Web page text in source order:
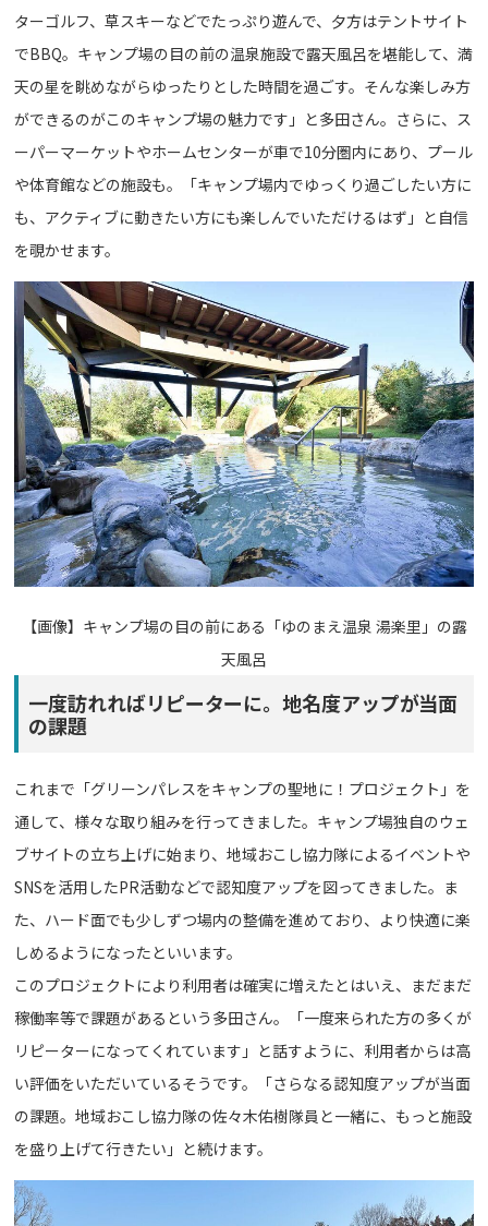
ターゴルフ、草スキーなどでたっぷり遊んで、夕方はテントサイト
でBBQ。キャンプ場の目の前の温泉施設で露天風呂を堪能して、満
天の星を眺めながらゆったりとした時間を過ごす。そんな楽しみ方
ができるのがこのキャンプ場の魅力です」と多田さん。さらに、ス
ーパーマーケットやホームセンターが車で10分圏内にあり、プール
や体育館などの施設も。「キャンプ場内でゆっくり過ごしたい方に
も、アクティブに動きたい方にも楽しんでいただけるはず」と自信
を覗かせます。
【画像】 キャンプ場の目の前にある「ゆのまえ温泉 湯楽里」の露
天風呂
一度訪れればリピーターに。地名度アップが当面
の課題
これまで「グリーンパレスをキャンプの聖地に！プロジェクト」を
通して、様々な取り組みを行ってきました。キャンプ場独自のウェ
ブサイトの立ち上げに始まり、地域おこし協力隊によるイベントや
SNSを活用したPR活動などで認知度アップを図ってきました。ま
た、ハード面でも少しずつ場内の整備を進めており、より快適に楽
しめるようになったといいます。
このプロジェクトにより利用者は確実に増えたとはいえ、まだまだ
稼働率等で課題があるという多田さん。「一度来られた方の多くが
リピーターになってくれています」と話すように、利用者からは高
い評価をいただいているそうです。「さらなる認知度アップが当面
の課題。地域おこし協力隊の佐々木佑樹隊員と一緒に、もっと施設
を盛り上げて行きたい」と続けます。